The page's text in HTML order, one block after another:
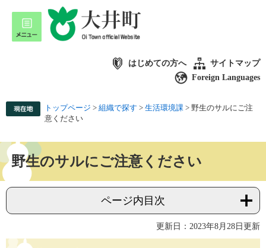
はじめての方へ
サイトマップ
Foreign Languages
トップページ > 組織で探す > 生活環境課 > 野生のサルにご注
意ください
野生のサルにご注意ください
ページ内目次
更新日：2023年8月28日更新